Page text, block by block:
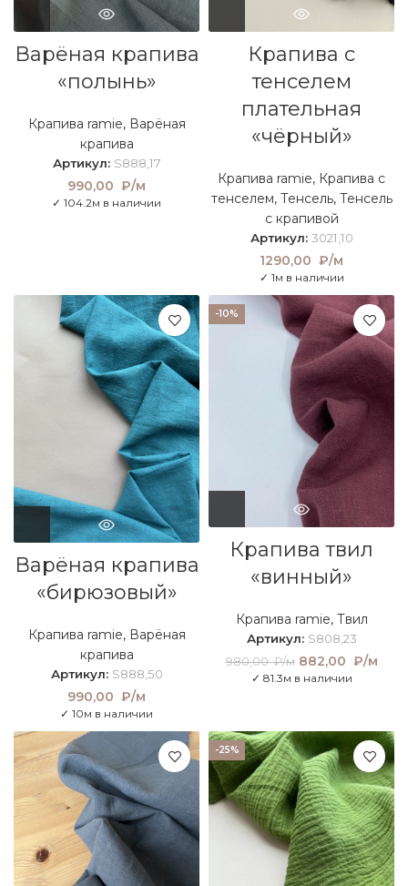
Варёная крапива
«полынь»
Крапива ramie, Варёная
крапива
Артикул: S888,17
990,00 ₽/м
✓ 104.2м в наличии
Крапива с
тенселем
плательная
«чёрный»
Крапива ramie, Крапива с
тенселем, Тенсель, Тенсель
с крапивой
Артикул: 3021,10
1290,00 ₽/м
✓ 1м в наличии
Варёная крапива
«бирюзовый»
Крапива ramie, Варёная
крапива
Артикул: S888,50
990,00 ₽/м
✓ 10м в наличии
-10%
Крапива твил
«винный»
Крапива ramie, Твил
Артикул: S808,23
980,00₽/м Первоначальная
цена составляла
882,00 ₽/м
✓ 81.3м в наличии
-25%